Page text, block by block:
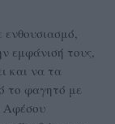
εμφάνισή τους,
και να τα
το φαγητό με
Αφέσου